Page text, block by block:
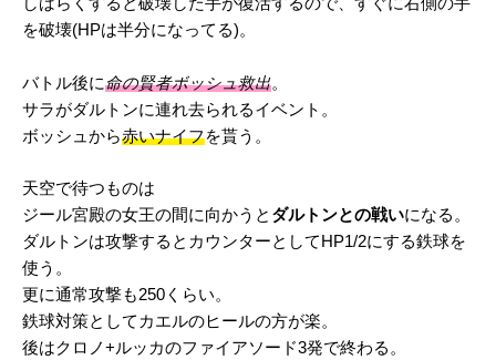
しばらくすると破壊した手が復活するので、すぐに右側の手
を破壊(HPは半分になってる)。
バトル後に命の賢者ボッシュ救出。
サラがダルトンに連れ去られるイベント。
ボッシュから赤いナイフを貰う。
天空で待つものは
ジール宮殿の女王の間に向かうと ダルトンとの戦いになる。
ダルトンは攻撃するとカウンターとしてHP1/2にする鉄球を
使う。
更に通常攻撃も250くらい。
鉄球対策としてカエルのヒールの方が楽。
後はクロノ+ルッカのファイアソード3発で終わる。